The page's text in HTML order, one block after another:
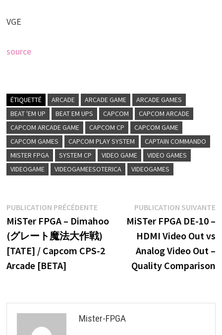
VGE
source
ÉTIQUETTÉ ARCADE ARCADE GAME
ARCADE GAMES
BEAT 'EM UP
BEAT EM UPS CAPCOM
CAPCOM ARCADE
CAPCOM ARCADE GAME
CAPCOM CP
CAPCOM GAME
CAPCOM GAMES
CAPCOM PLAY SYSTEM
CAPTAIN COMMANDO
MISTER FPGA
SYSTEM CP VIDEO GAME
VIDEO GAMES
VIDEOGAME
VIDEOGAMEESOTERICA VIDEOGAMES
Navigation
de
l’article
PUBLICATION PRÉCÉDENTEPublication
précédente :
MiSTer FPGA – Dimahoo
(グレート魔法大作戦)
[TATE] / Capcom CPS-2
Arcade [BETA]
PUBLICATION SUIVANTE
MiSTer FPGA DE-10 –
HDMI Video Out vs
Analog Video Out –
Quality Comparison
Mister-FPGA